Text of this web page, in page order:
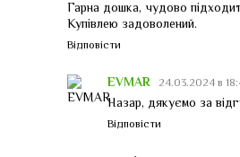
Гарна дошка, чудово
Купівлею задоволений.
Відповісти
EVMAR 24.03.2024 в
Назар, дякуємо за
Відповісти